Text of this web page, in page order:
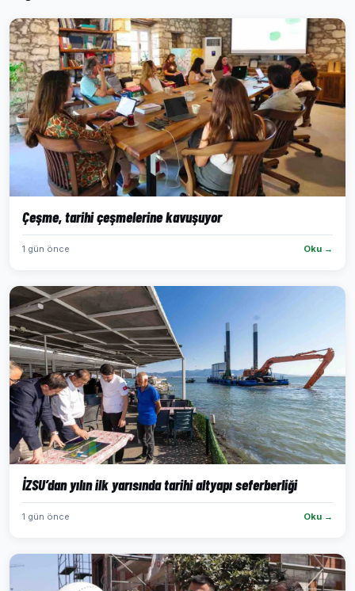
Çeşme, tarihi çeşmelerine kavuşuyor
1 gün önce Oku →
İZSU’dan yılın ilk yarısında tarihi altyapı seferberliği
1 gün önce Oku →